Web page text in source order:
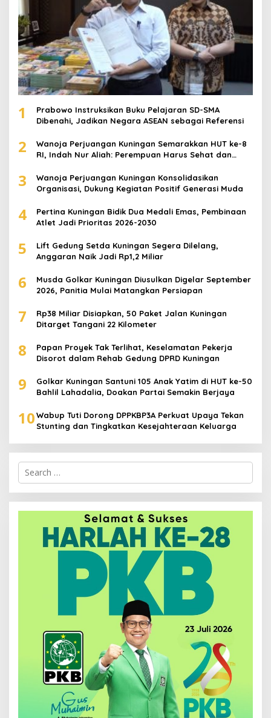
1
Prabowo Instruksikan Buku Pelajaran SD-SMA
Dibenahi, Jadikan Negara ASEAN sebagai Referensi
2
Wanoja Perjuangan Kuningan Semarakkan HUT ke-8
RI, Indah Nur Aliah: Perempuan Harus Sehat dan
3
Wanoja Perjuangan Kuningan Konsolidasikan
Organisasi, Dukung Kegiatan Positif Generasi Muda
4
Pertina Kuningan Bidik Dua Medali Emas, Pembinaan
Atlet Jadi Prioritas 2026-2030
5
Lift Gedung Setda Kuningan Segera Dilelang,
Anggaran Naik Jadi Rp1,2 Miliar
6
Musda Golkar Kuningan Diusulkan Digelar September
2026, Panitia Mulai Matangkan Persiapan
7
Rp38 Miliar Disiapkan, 50 Paket Jalan Kuningan
Ditarget Tangani 22 Kilometer
8
Papan Proyek Tak Terlihat, Keselamatan Pekerja
Disorot dalam Rehab Gedung DPRD Kuningan
9
Golkar Kuningan Santuni 105 Anak Yatim di HUT ke-50
Bahlil Lahadalia, Doakan Partai Semakin Berjaya
10Wabup Tuti Dorong DPPKBP3A Perkuat Upaya Tekan
Stunting dan Tingkatkan Kesejahteraan Keluarga
Search
for: